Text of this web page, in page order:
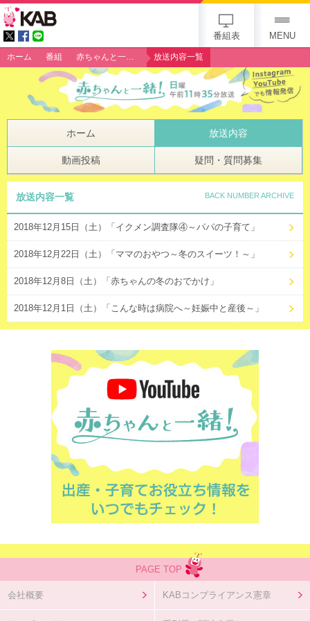
番組表 MENU
ホーム 番組 赤ちゃんと一緒！ 放送内容一覧
ホーム 放送内容
動画投稿 疑問・質問募集
放送内容一覧 BACK NUMBER ARCHIVE
2018年12月15日（土）「イクメン調査隊④～パパの子育て」
2018年12月22日（土）「ママのおやつ～冬のスイーツ！～」
2018年12月8日（土）「赤ちゃんの冬のおでかけ」
2018年12月1日（土）「こんな時は病院へ～妊娠中と産後～」
PAGE TOP
会社概要 KABコンプライアンス憲章